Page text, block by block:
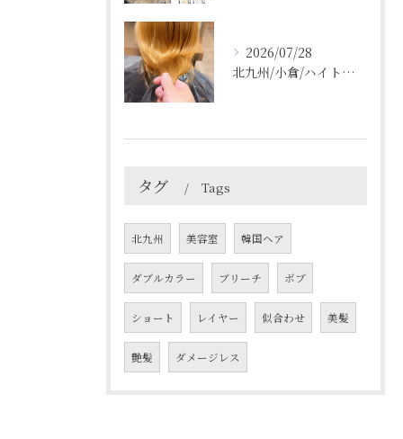
2026/07/28
北九州/小倉/ハイトーン/ケアブリーチ/ブリーチカラー
タグ Tags
北九州 美容室 韓国ヘア
ダブルカラー ブリーチ ボブ
ショート レイヤー 似合わせ 美髪
艶髪 ダメージレス